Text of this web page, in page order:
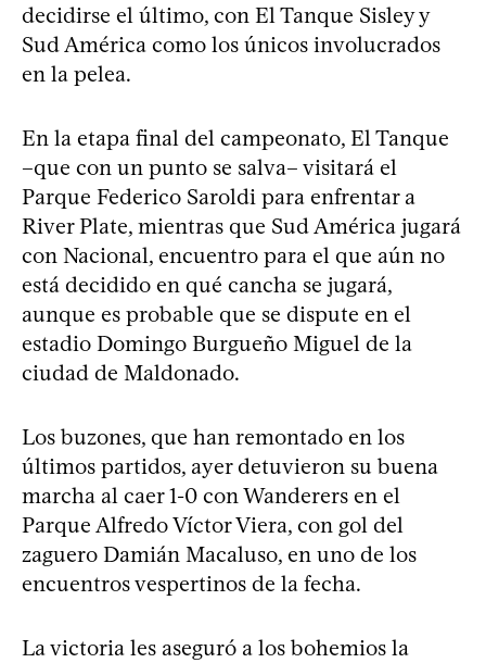
decidirse el último, con El Tanque Sisley y
Sud América como los únicos involucrados
en la pelea.
En la etapa final del campeonato, El Tanque
–que con un punto se salva– visitará el
Parque Federico Saroldi para enfrentar a
River Plate, mientras que Sud América jugará
con Nacional, encuentro para el que aún no
está decidido en qué cancha se jugará,
aunque es probable que se dispute en el
estadio Domingo Burgueño Miguel de la
ciudad de Maldonado.
Los buzones, que han remontado en los
últimos partidos, ayer detuvieron su buena
marcha al caer 1-0 con Wanderers en el
Parque Alfredo Víctor Viera, con gol del
zaguero Damián Macaluso, en uno de los
encuentros vespertinos de la fecha.
La victoria les aseguró a los bohemios la